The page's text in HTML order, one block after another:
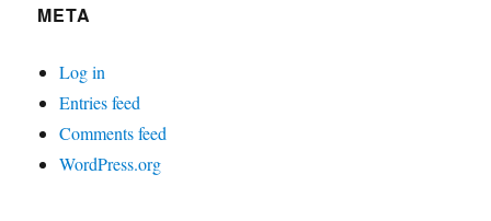
META
Log in
Entries feed
Comments feed
WordPress.org